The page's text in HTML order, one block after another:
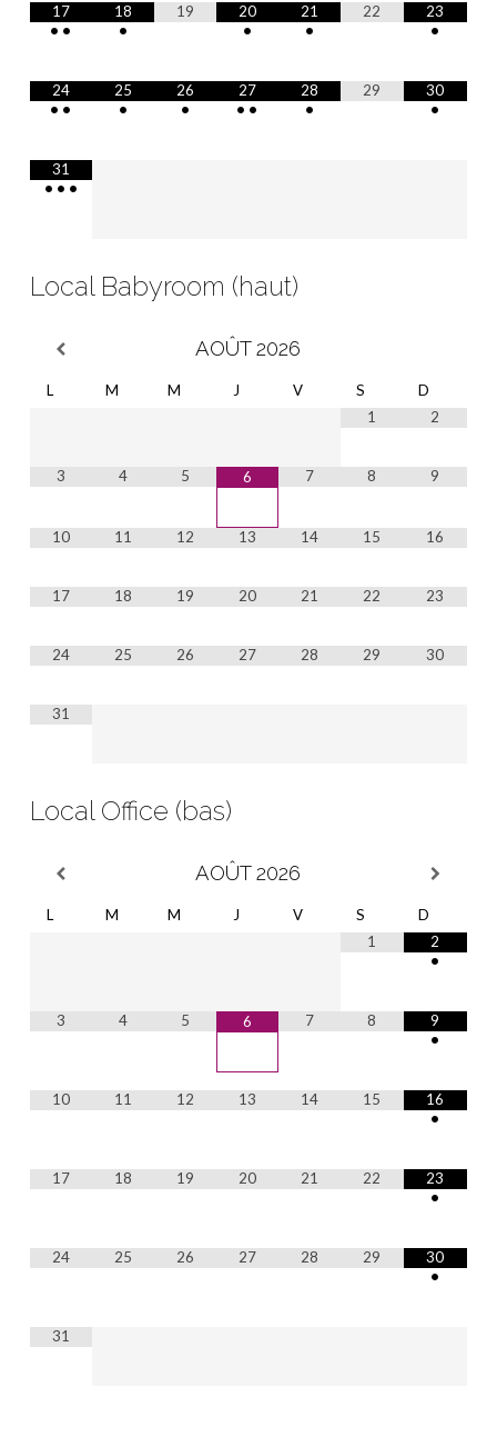
17
• •
18
•
19
20
•
21
•
22
23
•
24
• •
25
•
26
•
27
• •
28
•
29
30
•
31
• • •
Local Babyroom (haut)
AOÛT 2026
L M M J V S
D
1
2
3 4 5 6 7 8 9
10 11 12 13 14 15 16
17 18 19 20 21 22 23
24 25 26 27 28 29 30
31
Local Office (bas)
AOÛT 2026
L M M J V S
D
1
2
•
3 4 5 6 7 8
9
•
10 11 12 13 14 15
16
•
17 18 19 20 21 22
23
•
24 25 26 27 28 29
30
•
31